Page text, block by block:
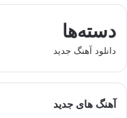
دسته‌ها
دانلود آهنگ جدید
آهنگ های جدید